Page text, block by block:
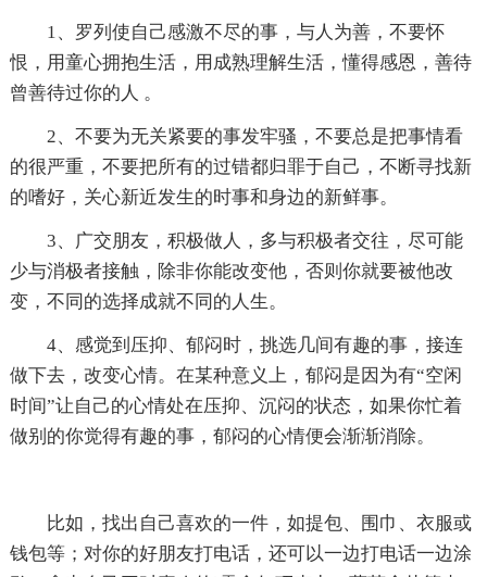
1、罗列使自己感激不尽的事，与人为善，不要怀
恨，用童心拥抱生活，用成熟理解生活，懂得感恩，善待
曾善待过你的人 。
2、不要为无关紧要的事发牢骚，不要总是把事情看
的很严重，不要把所有的过错都归罪于自己，不断寻找新
的嗜好，关心新近发生的时事和身边的新鲜事。
3、广交朋友，积极做人，多与积极者交往，尽可能
少与消极者接触，除非你能改变他，否则你就要被他改
变，不同的选择成就不同的人生。
4、感觉到压抑、郁闷时，挑选几间有趣的事，接连
做下去，改变心情。在某种意义上，郁闷是因为有“空闲
时间”让自己的心情处在压抑、沉闷的状态，如果你忙着
做别的你觉得有趣的事，郁闷的心情便会渐渐消除。
比如，找出自己喜欢的一件，如提包、围巾、衣服或
钱包等；对你的好朋友打电话，还可以一边打电话一边涂